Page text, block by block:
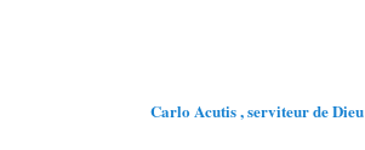
Carlo Acutis , serviteur de Dieu